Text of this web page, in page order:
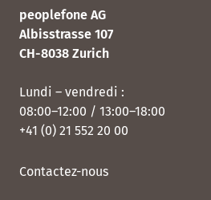
peoplefone AG
Albisstrasse 107
CH-8038 Zurich
Lundi – vendredi :
08:00–12:00 / 13:00–18:00
+41 (0) 21 552 20 00
Contactez-nous